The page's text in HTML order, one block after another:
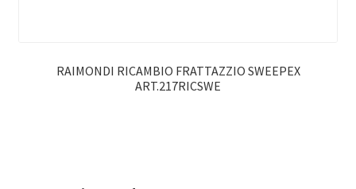
RAIMONDI RICAMBIO FRATTAZZIO SWEEPEX
ART.217RICSWE